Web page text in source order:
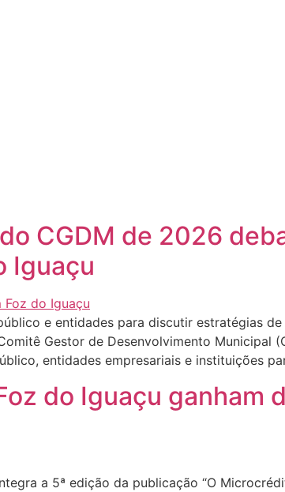
CGDM de 2026
Iguaçu
e entidades para discutir estratégias
Gestor de Desenvolvimento Municipal
entidades empresariais e instituições
do Iguaçu ganham
a 5ª edição da publicação “O